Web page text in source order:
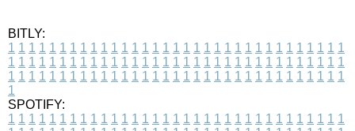
BITLY:
1 1 1 1 1 1 1 1 1 1 1 1 1 1 1 1 1 1 1 1 1 1 1 1 1 1 1 1 1 1 1 1 1
1 1 1 1 1 1 1 1 1 1 1 1 1 1 1 1 1 1 1 1 1 1 1 1 1 1 1 1 1 1 1 1 1
1 1 1 1 1 1 1 1 1 1 1 1 1 1 1 1 1 1 1 1 1 1 1 1 1 1 1 1 1 1 1 1 1
1
SPOTIFY:
1 1 1 1 1 1 1 1 1 1 1 1 1 1 1 1 1 1 1 1 1 1 1 1 1 1 1 1 1 1 1 1 1